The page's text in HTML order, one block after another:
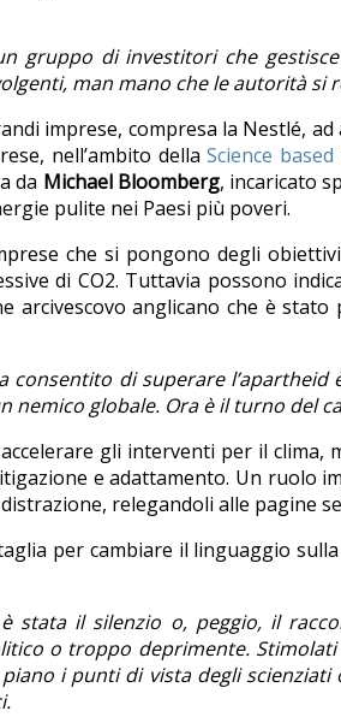
gruppo di investitori che
man mano che le autorità
imprese, compresa la Nestlé,
nell’ambito dellaScience
da Michael Bloomberg, incaricato
pulite nei Paesi più poveri.
che si pongono degli
di CO2. Tuttavia possono
arcivescovo anglicano che è
consentito di superare
nemico globale. Ora è il turno del
gli interventi per il
e adattamento. Un ruolo
relegandoli alle pagine
per cambiare il linguaggio
stata il silenzio o, peggio, il
o troppo deprimente.
i punti di vista degli